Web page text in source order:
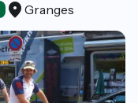
Granges